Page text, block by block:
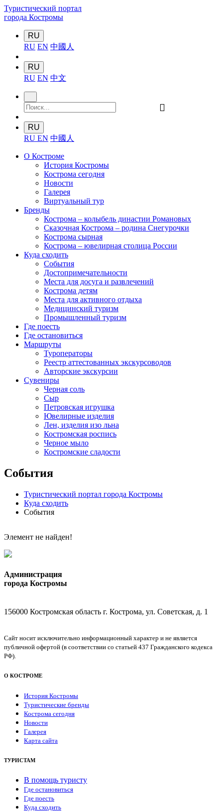
Туристический портал
города Костромы
RU
RU EN 中國人
RU
RU EN 中文
󰍉
RU
RU EN 中國人
О Костроме
История Костромы
Кострома сегодня
Новости
Галерея
Виртуальный тур
Бренды
Кострома – колыбель династии Романовых
Сказочная Кострома – родина Снегурочки
Кострома сырная
Кострома – ювелирная столица России
Куда сходить
События
Достопримечательности
Места для досуга и развлечений
Кострома детям
Места для активного отдыха
Медицинский туризм
Промышленный туризм
Где поесть
Где остановиться
Маршруты
Туроператоры
Реестр аттестованных экскурсоводов
Авторские экскурсии
Сувениры
Черная соль
Сыр
Петровская игрушка
Ювелирные изделия
Лен, изделия изо льна
Костромская роспись
Черное мыло
Костромские сладости
События
Туристический портал города Костромы
Куда сходить
События
Элемент не найден!
Администрация
города Костромы
156000 Костромская область г. Кострома, ул. Советская, д. 1
Сайт носит исключительно информационный характер и не является
публичной офертой (в соответствии со статьей 437 Гражданского кодекса
РФ).
О КОСТРОМЕ
История Костромы
Туристические бренды
Кострома сегодня
Новости
Галерея
Карта сайта
ТУРИСТАМ
В помощь туристу
Где остановиться
Где поесть
Куда сходить